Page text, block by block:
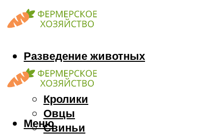
Разведение животных
Козы
Кони
Кролики
Овцы
Свиньи
Меню